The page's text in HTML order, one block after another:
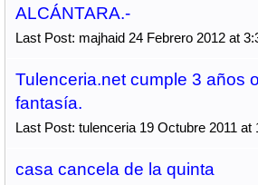
ALCÁNTARA.-
Last Post: majhaid 24 Febrero 2012 at
Tulenceria.net cumple 3 años
fantasía.
Last Post: tulenceria 19 Octubre 2011 at
casa cancela de la quinta